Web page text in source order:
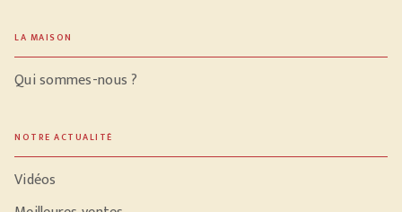
LA MAISON
Qui sommes-nous ?
NOTRE ACTUALITÉ
Vidéos